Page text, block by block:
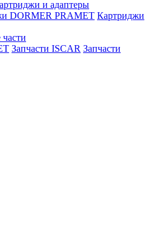
и адаптеры
DORMER PRAMET Картриджи
Запчасти ISCAR Запчасти